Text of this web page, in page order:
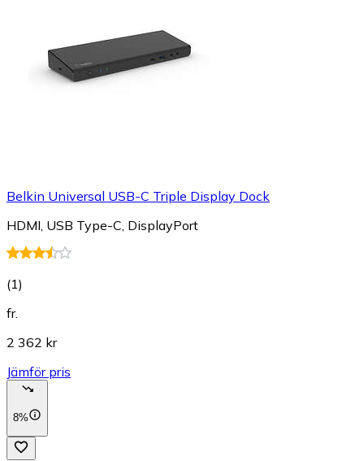
Belkin Universal USB-C Triple Display Dock
HDMI, USB Type-C, DisplayPort
(1)
fr.
2 362 kr
Jämför pris
8%